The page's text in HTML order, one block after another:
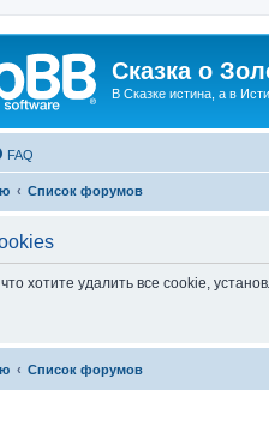
Сказка о
В Сказке истина, а в
FAQ
Список форумов
хотите удалить все cookie,
Список форумов